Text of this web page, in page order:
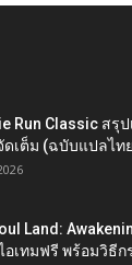
Run Classic สรุ
เต็ม (ฉบับแปลไท
Land:
อเทมฟรี พร้อมวิธีก